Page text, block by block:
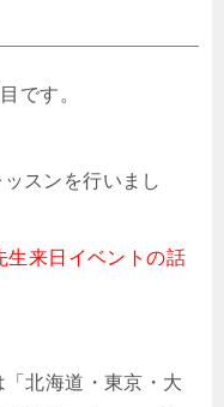
です。
スンを行いまし
生来日イベントの話
北海道・東京・大